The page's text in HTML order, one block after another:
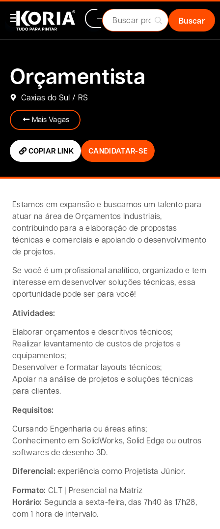
Orçamentista
Caxias do Sul / RS
Mais Vagas
COPIAR LINK CANDIDATAR-SE
Estamos em expansão e buscamos um talento para
atuar na área de Orçamentos Industriais,
contribuindo para a elaboração de propostas
técnicas e comerciais e apoiando o desenvolvimento
de projetos.
Se você é um profissional analítico, organizado e tem
interesse em desenvolver soluções técnicas, essa
oportunidade pode ser para você!
Atividades:
Elaborar orçamentos e descritivos técnicos;
Realizar levantamento de custos de projetos e
equipamentos;
Desenvolver e formatar layouts técnicos;
Apoiar na análise de projetos e soluções técnicas
para clientes.
Requisitos:
Cursando Engenharia ou áreas afins;
Conhecimento em SolidWorks, Solid Edge ou outros
softwares de desenho 3D.
Diferencial: experiência como Projetista Júnior.
Formato: CLT | Presencial na Matriz
Horário: Segunda a sexta-feira, das 7h40 às 17h28,
com 1 hora de intervalo.